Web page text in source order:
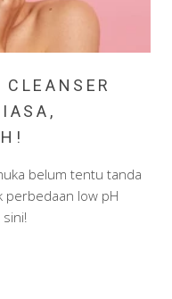
belum tentu tanda
perbedaan low pH